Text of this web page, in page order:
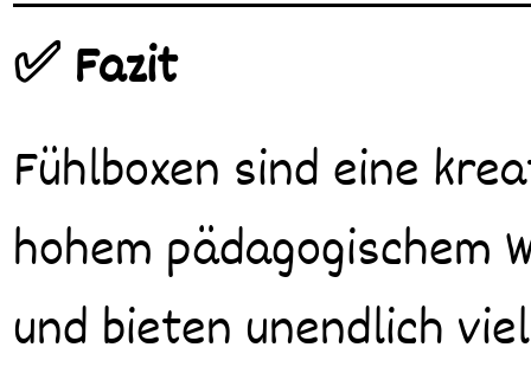
✅ Fazit
Fühlboxen sind eine
hohem
und bieten unendlich